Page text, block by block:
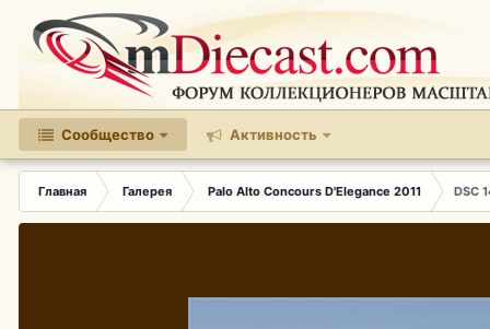
Сообщество Активность
Главная Галерея Palo Alto Concours D'Elegance 2011 DSC